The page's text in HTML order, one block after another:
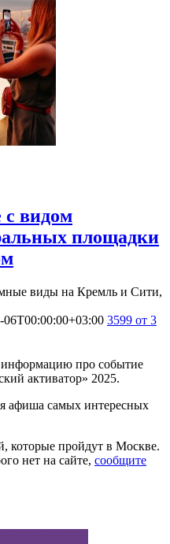
видом
площадки
виды на Кремль и Сити,
06T00:00:00+03:00 3599 от 3
про событие
активатор» 2025.
афиша самых интересных
которые пройдут в Москве.
нет на сайте, сообщите